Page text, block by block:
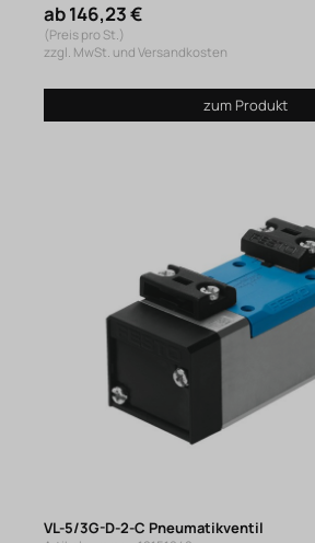
ab 146,23 €
(Preis pro St.)
zzgl. MwSt. und Versandkosten
zum Produkt
VL-5/3G-D-2-C Pneumatikventil